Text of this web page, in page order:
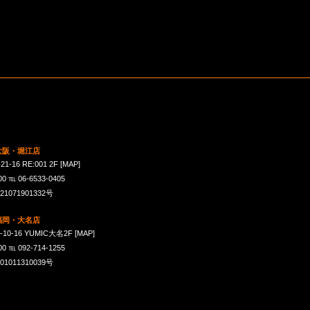
・堀江店
16 RE:001 2F [MAP]
℡ 06-6533-0405
号
・大名店
16 YUMIC大名2F [MAP]
℡ 092-714-1255
号